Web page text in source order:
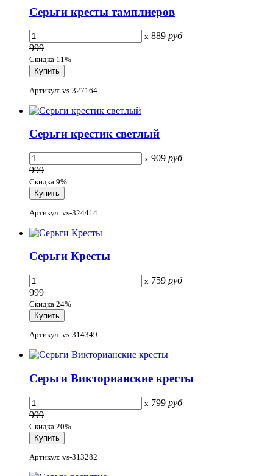
Серьги кресты тамплиеров
x 889 руб
999
Скидка 11%
Артикул: vs-327164
Серьги крестик светлый
x 909 руб
999
Скидка 9%
Артикул: vs-324414
Серьги Кресты
x 759 руб
999
Скидка 24%
Артикул: vs-314349
Серьги Викторианские кресты
x 799 руб
999
Скидка 20%
Артикул: vs-313282